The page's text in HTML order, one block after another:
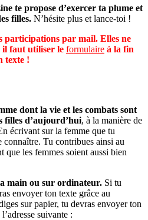
te propose d’exercer ta plume et
filles. N’hésite plus et lance-toi !
participations par mail. Elles ne
il faut utiliser le formulaire à la fin
texte !
dont la vie et les combats sont
filles d’aujourd’hui, à la manière de
écrivant sur la femme que tu
connaître. Tu contribues ainsi au
les femmes soient aussi bien
main ou sur ordinateur. Si tu
envoyer ton texte grâce au
sur papier, tu devras envoyer ton
suivante :